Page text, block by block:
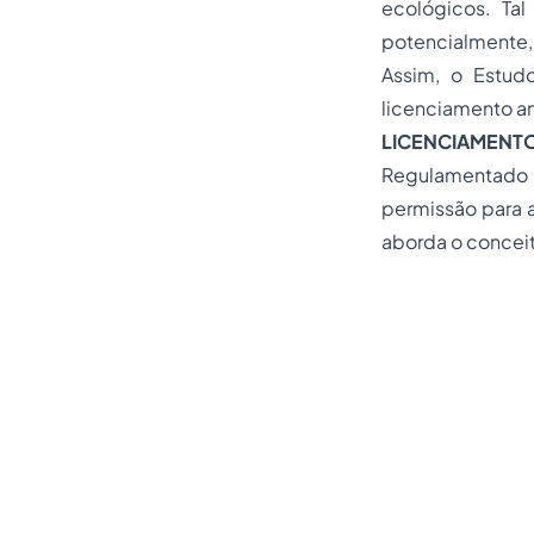
ecológicos.
Assim, o
licenciamento
permissão para
aborda o